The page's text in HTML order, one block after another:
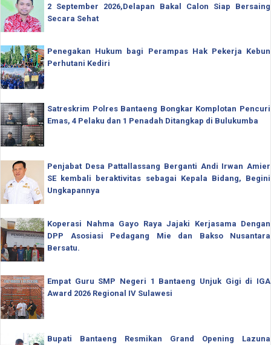
2 September 2026,Delapan Bakal Calon Siap Bersaing
Secara Sehat
Penegakan Hukum bagi Perampas Hak Pekerja Kebun
Perhutani Kediri
Satreskrim Polres Bantaeng Bongkar Komplotan Pencuri
Emas, 4 Pelaku dan 1 Penadah Ditangkap di Bulukumba
Penjabat Desa Pattallassang Berganti Andi Irwan Amier
SE kembali beraktivitas sebagai Kepala Bidang, Begini
Ungkapannya
Koperasi Nahma Gayo Raya Jajaki Kerjasama Dengan
DPP Asosiasi Pedagang Mie dan Bakso Nusantara
Bersatu.
Empat Guru SMP Negeri 1 Bantaeng Unjuk Gigi di IGA
Award 2026 Regional IV Sulawesi
Bupati Bantaeng Resmikan Grand Opening Lazuna